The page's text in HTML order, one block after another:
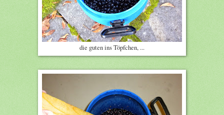
die guten ins Töpfchen, ...